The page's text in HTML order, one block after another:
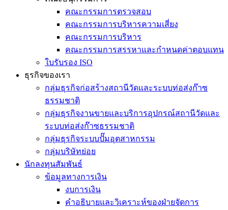
คณะกรรมการตรวจสอบ
คณะกรรมการบริหารความเสี่ยง
คณะกรรมการบริหาร
คณะกรรมการสรรหาและกำหนดค่าตอบแทน
ใบรับรอง ISO
ธุรกิจของเรา
กลุ่มธุรกิจก่อสร้างสถานีวัดและระบบท่อส่งก๊าซ
ธรรมชาติ
กลุ่มธุรกิจงานขายและบริการอุปกรณ์สถานีวัดและ
ระบบท่อส่งก๊าซธรรมชาติ
กลุ่มธุรกิจระบบปั๊มอุตสาหกรรม
กลุ่มบริษัทย่อย
นักลงทุนสัมพันธ์
ข้อมูลทางการเงิน
งบการเงิน
คำอธิบายและวิเคราะห์ของฝ่ายจัดการ